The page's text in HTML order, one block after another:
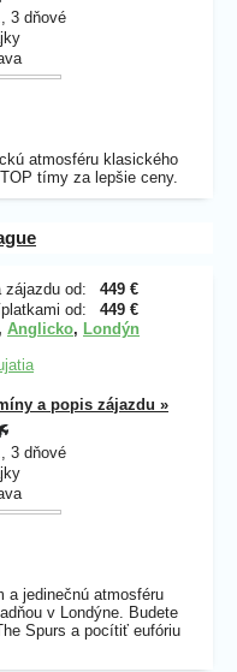
3 dňové
atmosféru klasického
tímy za lepšie ceny.
zájazdu od:
449 €
od:
449 €
Anglicko, Londýn
a popis zájazdu »
3 dňové
a jedinečnú atmosféru
v Londýne. Budete
Spurs a pocítiť eufóriu